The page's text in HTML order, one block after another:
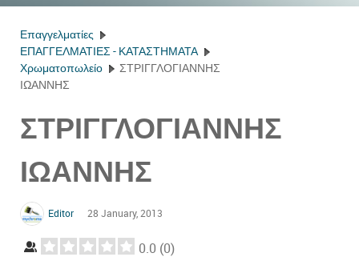
Επαγγελματίες
ΕΠΑΓΓΕΛΜΑΤΙΕΣ - ΚΑΤΑΣΤΗΜΑΤΑ
Χρωματοπωλείο
ΣΤΡΙΓΓΛΟΓΙΑΝΝΗΣ
ΙΩΑΝΝΗΣ
ΣΤΡΙΓΓΛΟΓΙΑΝΝΗΣ
ΙΩΑΝΝΗΣ
Editor 28 January, 2013
0.0 (0)